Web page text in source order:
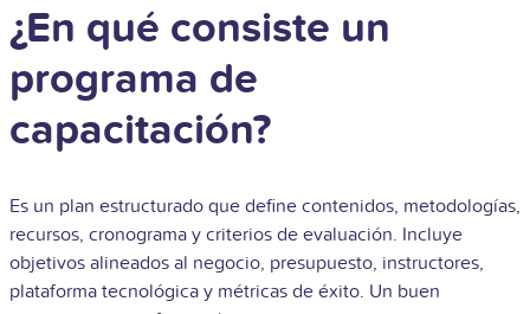
¿En qué consiste un
programa de
capacitación?
Es un plan estructurado que define contenidos, metodologías,
recursos, cronograma y criterios de evaluación. Incluye
objetivos alineados al negocio, presupuesto, instructores,
plataforma tecnológica y métricas de éxito. Un buen